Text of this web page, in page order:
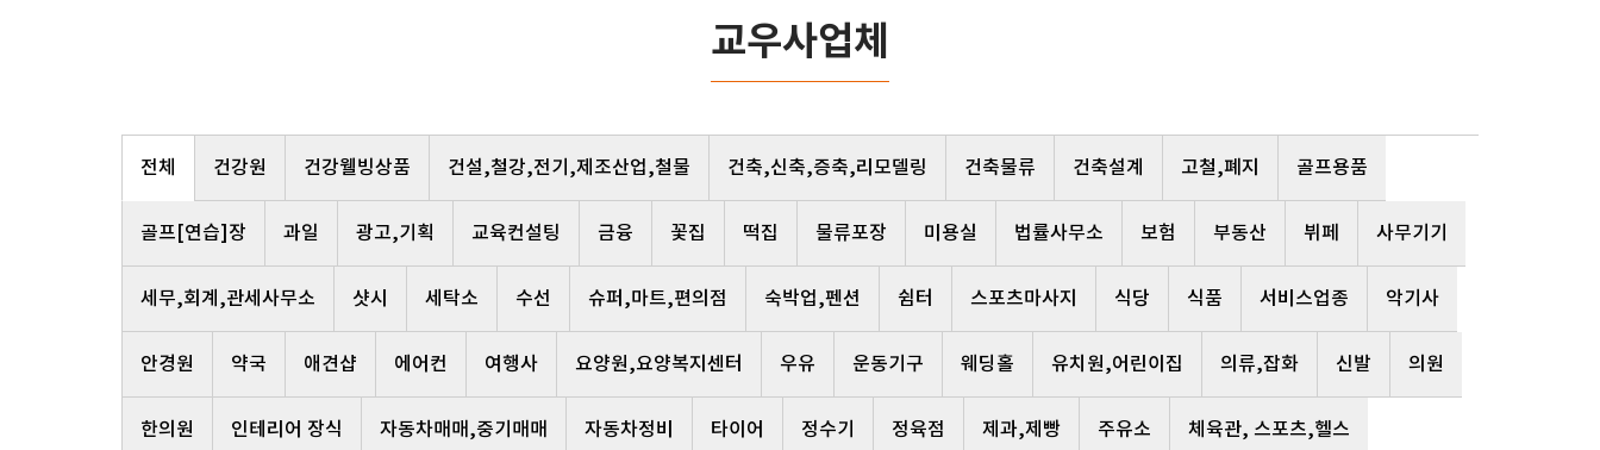
교우사업체
전체 건강원 건강웰빙상품 건설,철강,전기,제조산업,철물 건축,신축,증축,리모델링 건축물류 건축설계 고철,폐지 골프용품
골프[연습]장 과일 광고,기획 교육컨설팅 금융 꽃집 떡집 물류포장 미용실 법률사무소 보험 부동산 뷔페 사무기기
세무,회계,관세사무소 샷시 세탁소 수선 슈퍼,마트,편의점 숙박업,펜션 쉼터 스포츠마사지 식당 식품 서비스업종 악기사
안경원 약국 애견샵 에어컨 여행사 요양원,요양복지센터 우유 운동기구 웨딩홀 유치원,어린이집 의류,잡화 신발 의원
한의원 인테리어 장식 자동차매매,중기매매 자동차정비 타이어 정수기 정육점 제과,제빵 주유소 체육관, 스포츠,헬스